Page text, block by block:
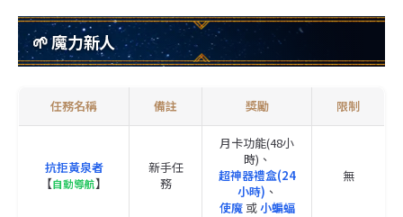
🌱 魔力新人
任務名稱 備註 獎勵 限制
抗拒黃泉者
【自動導航】
新手任
務
月卡功能(48小
時)、
超神器禮盒(24
小時) 、
使魔或小蝙蝠
無